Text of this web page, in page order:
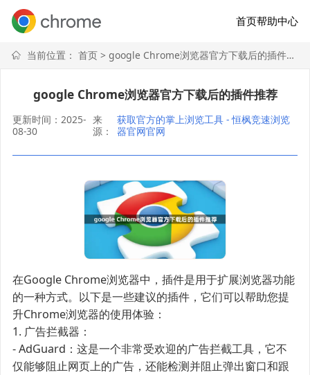
首页帮助中心
当前位置： 首页> google Chrome浏览器官方下载后的插件推荐
google Chrome浏览器官方下载后的插件推荐
更新时间：2025-
08-30
来
源：
获取官方的掌上浏览工具 - 恒枫竞速浏览
器官网官网
在Google Chrome浏览器中，插件是用于扩展浏览器功能
的一种方式。以下是一些建议的插件，它们可以帮助您提
升Chrome浏览器的使用体验：
1. 广告拦截器：
- AdGuard：这是一个非常受欢迎的广告拦截工具，它不
仅能够阻止网页上的广告，还能检测并阻止弹出窗口和跟